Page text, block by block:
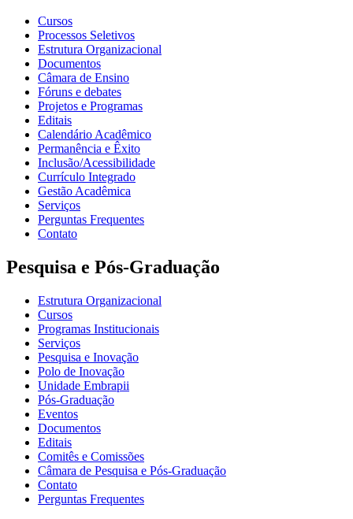
Cursos
Processos Seletivos
Estrutura Organizacional
Documentos
Câmara de Ensino
Fóruns e debates
Projetos e Programas
Editais
Calendário Acadêmico
Permanência e Êxito
Inclusão/Acessibilidade
Currículo Integrado
Gestão Acadêmica
Serviços
Perguntas Frequentes
Contato
Pesquisa e Pós-Graduação
Estrutura Organizacional
Cursos
Programas Institucionais
Serviços
Pesquisa e Inovação
Polo de Inovação
Unidade Embrapii
Pós-Graduação
Eventos
Documentos
Editais
Comitês e Comissões
Câmara de Pesquisa e Pós-Graduação
Contato
Perguntas Frequentes